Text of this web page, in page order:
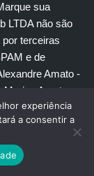
sua
LTDA não são
terceiras
e de
Amato -
Marisa Amato
. Todos direitos
experiência
a consentir a